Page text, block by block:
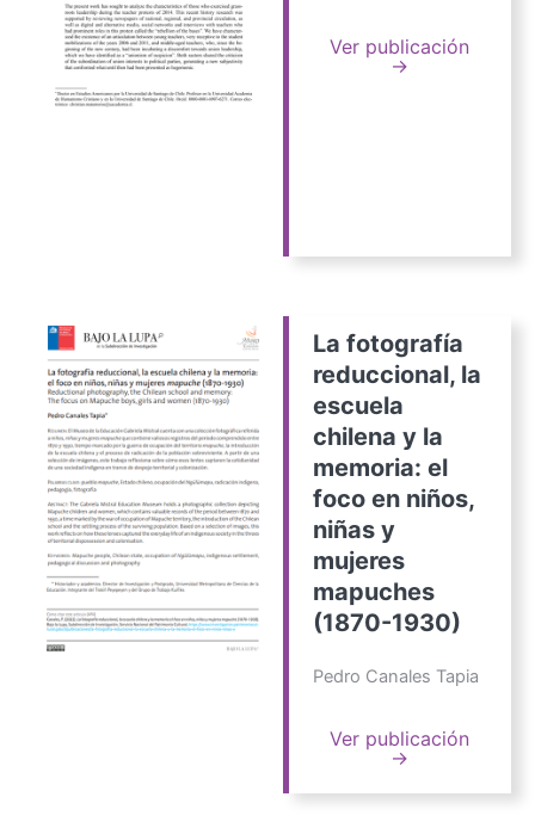
Ver publicación
→
La fotografía
reduccional, la
escuela
chilena y la
memoria: el
foco en niños,
niñas y
mujeres
mapuches
(1870-1930)
Pedro Canales Tapia
Ver publicación
→